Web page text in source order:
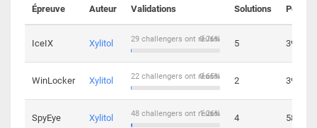
Épreuve Auteur Validations Solutions Points
IceIX Xylitol 0.76%
29 challengers ont réussi 5 39
WinLocker Xylitol 0.65%
22 challengers ont réussi 2 39
SpyEye Xylitol 1.26%
48 challengers ont réussi 4 58